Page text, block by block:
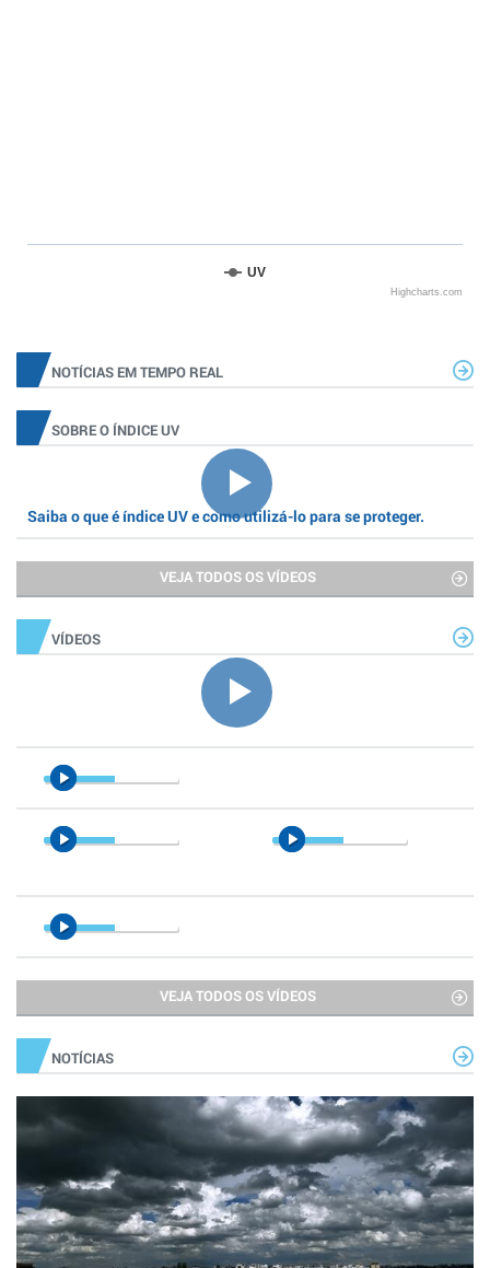
UV
Highcharts.com
NOTÍCIAS EM TEMPO REAL
SOBRE O ÍNDICE UV
Saiba o que é índice UV e como utilizá-lo para se proteger.
VEJA TODOS OS VÍDEOS
VÍDEOS
VEJA TODOS OS VÍDEOS
NOTÍCIAS